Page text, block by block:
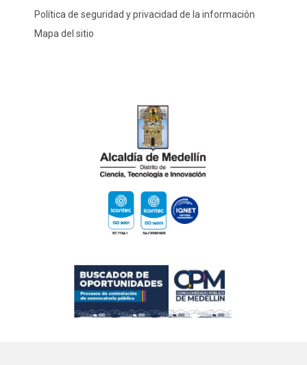
Política de seguridad y privacidad de la información
Mapa del sitio